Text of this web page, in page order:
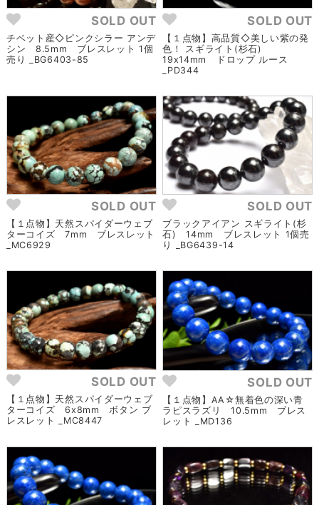
SOLD OUT
チベット産◇ピンクシラー アンデ
シン 8.5mm ブレスレット 1個
売り _BG6403-85
SOLD OUT
【１点物】高品質◇美しい紫の発
色！ スギライト(杉石)
19x14mm ドロップ ルース
_PD344
SOLD OUT
【１点物】天然スパイダーウェブ
ターコイズ 7mm ブレスレット
_MC6929
SOLD OUT
ブラックアイアン スギライト(杉
石) 14mm ブレスレット 1個売
り _BG6439-14
SOLD OUT
【１点物】天然スパイダーウェブ
ターコイズ 6x8mm ボタン ブ
レスレット _MC8447
SOLD OUT
【１点物】AA☆無着色の深い青
ラピスラズリ 10.5mm ブレス
レット _MD136